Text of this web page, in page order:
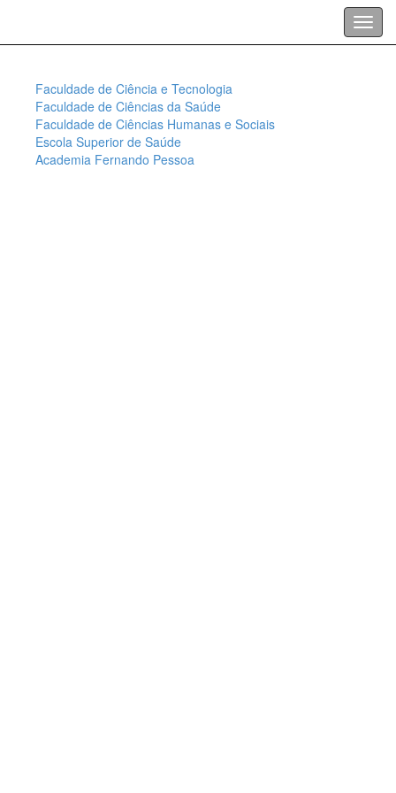
Faculdade de Ciência e Tecnologia
Faculdade de Ciências da Saúde
Faculdade de Ciências Humanas e Sociais
Escola Superior de Saúde
Academia Fernando Pessoa